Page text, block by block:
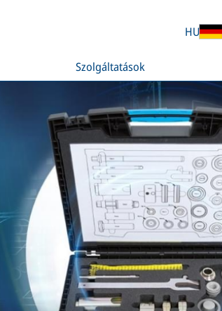
Szolgáltatások
HU